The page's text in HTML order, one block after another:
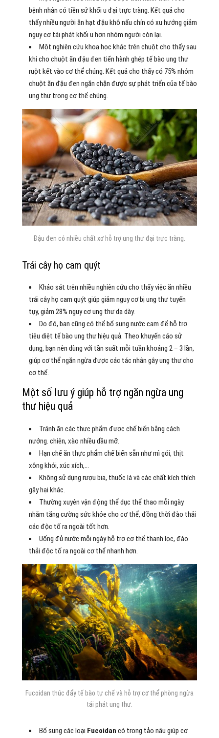
bệnh nhân có tiền sử khối u đại trực tràng. Kết quả cho
thấy nhiều người ăn hạt đậu khô nấu chín có xu hướng giảm
nguy cơ tái phát khối u hơn nhóm người còn lại.
Một nghiên cứu khoa học khác trên chuột cho thấy sau
khi cho chuột ăn đậu đen tiến hành ghép tế bào ung thư
ruột kết vào cơ thể chúng. Kết quả cho thấy có 75% nhóm
chuột ăn đậu đen ngăn chặn được sự phát triển của tế bào
ung thư trong cơ thể chúng.
Đậu đen có nhiều chất xơ hỗ trợ ung thư đại trực tràng.
Trái cây họ cam quýt
Khảo sát trên nhiều nghiên cứu cho thấy việc ăn nhiều
trái cây họ cam quýt giúp giảm nguy cơ bị ung thư tuyến
tụy, giảm 28% nguy cơ ung thư dạ dày.
Do đó, bạn cũng có thể bổ sung nước cam để hỗ trợ
tiêu diệt tế bào ung thư hiệu quả. Theo khuyến cáo sử
dụng, bạn nên dùng với tần suất mỗi tuần khoảng 2 – 3 lần,
giúp cơ thể ngăn ngừa được các tác nhân gây ung thư cho
cơ thể.
Một số lưu ý giúp hỗ trợ ngăn ngừa ung
thư hiệu quả
Tránh ăn các thực phẩm được chế biến bằng cách
nướng. chiên, xào nhiều dầu mỡ.
Hạn chế ăn thực phẩm chế biến sẵn như mì gói, thịt
xông khói, xúc xích,…
Không sử dụng rượu bia, thuốc lá và các chất kích thích
gây hại khác.
Thường xuyên vận động thể dục thể thao mỗi ngày
nhằm tăng cường sức khỏe cho cơ thể, đồng thời đào thải
các độc tố ra ngoài tốt hơn.
Uống đủ nước mỗi ngày hỗ trợ cơ thể thanh lọc, đào
thải độc tố ra ngoài cơ thể nhanh hơn.
Fucoidan thúc đẩy tế bào tự chế và hỗ trợ cơ thể phòng ngừa
tái phát ung thư.
Bổ sung các loại Fucoidan có trong tảo nâu giúp cơ